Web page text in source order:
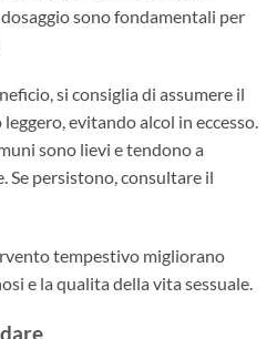
sono fondamentali per
si consiglia di assumere il
evitando alcol in eccesso.
sono lievi e tendono a
Se persistono, consultare il
tempestivo migliorano
e la qualita della vita sessuale.